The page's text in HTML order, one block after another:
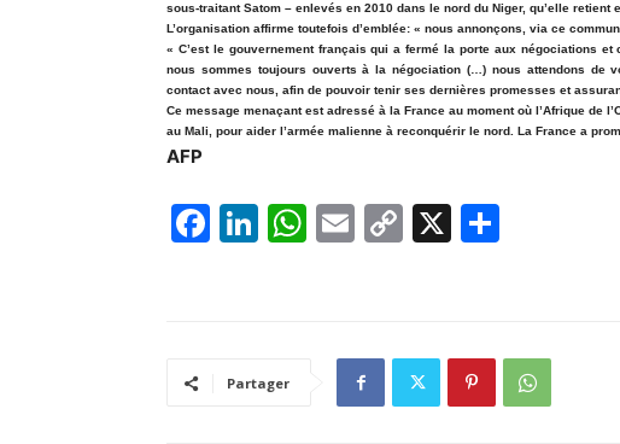
sous-traitant Satom – enlevés en 2010 dans le nord du Niger, qu’elle retient
L’organisation affirme toutefois d’emblée: « nous annonçons, via ce
« C’est le gouvernement français qui a fermé la porte aux négociations
nous sommes toujours ouverts à la négociation (…) nous attendons de
contact avec nous, afin de pouvoir tenir ses dernières promesses et
Ce message menaçant est adressé à la France au moment où l’Afrique de
au Mali, pour aider l’armée malienne à reconquérir le nord. La France a
AFP
F
b
Li
dI
W E
C
Li
n
X
er
Partager